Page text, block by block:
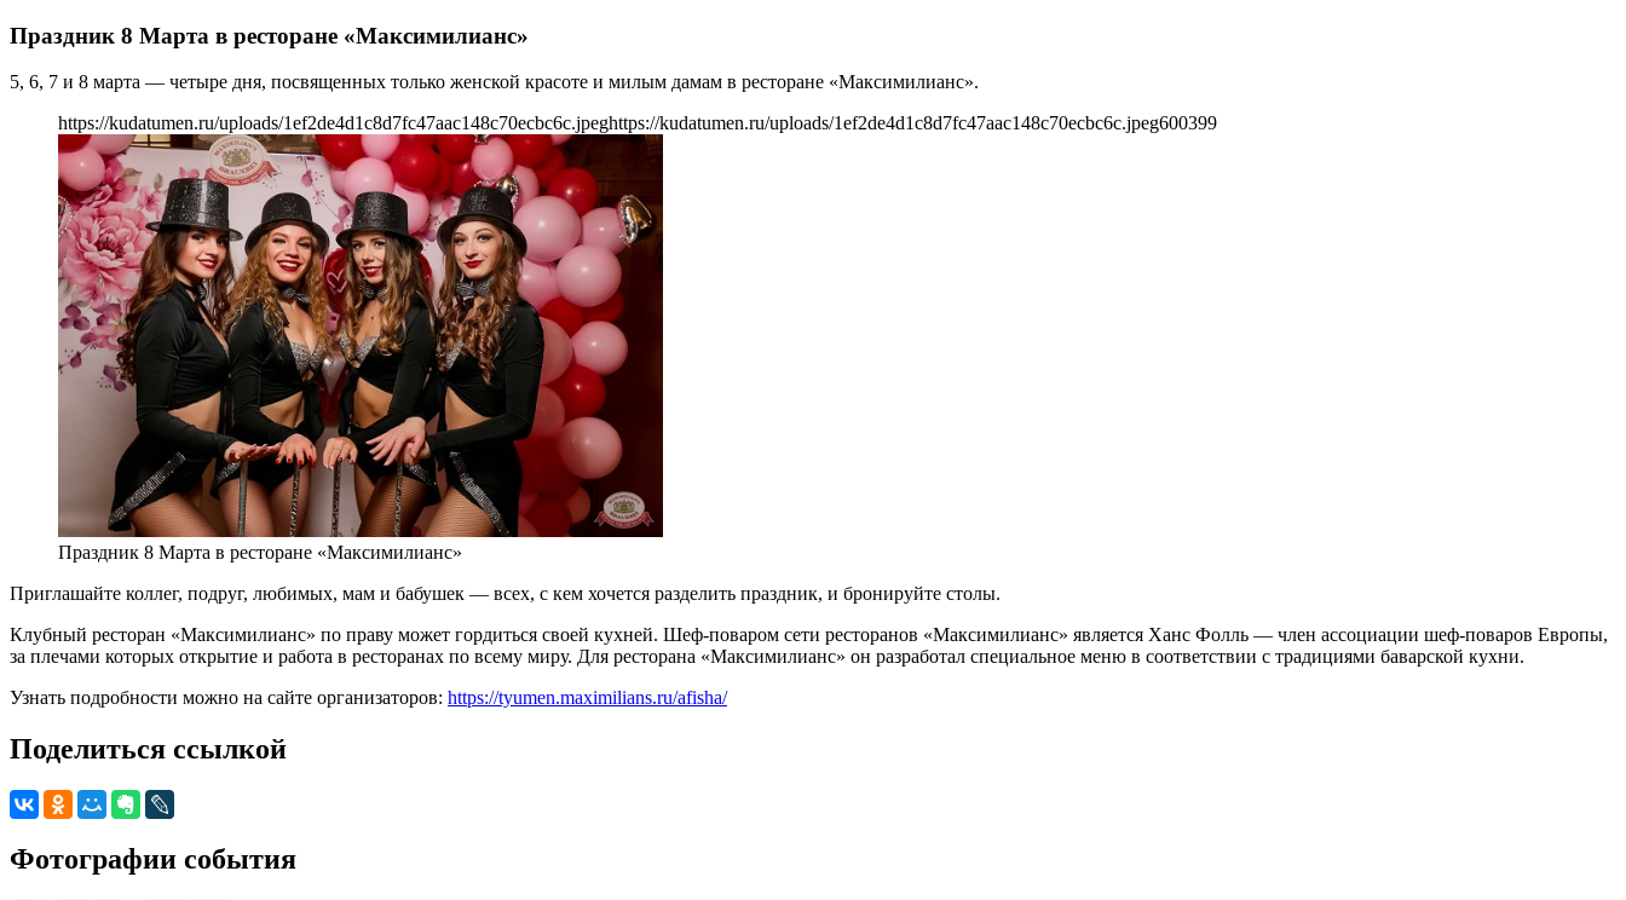
Праздник 8 Марта в ресторане «Максимилианс»
5, 6, 7 и 8 марта — четыре дня, посвященных только женской красоте и милым дамам в ресторане «Максимилианс».
https://kudatumen.ru/uploads/1ef2de4d1c8d7fc47aac148c70ecbc6c.jpeghttps://kudatumen.ru/uploads/1ef2de4d1c8d7fc47aac148c70ecbc6c.jpeg600399
Праздник 8 Марта в ресторане «Максимилианс»
Приглашайте коллег, подруг, любимых, мам и бабушек — всех, с кем хочется разделить праздник, и бронируйте столы.
Клубный ресторан «Максимилианс» по праву может гордиться своей кухней. Шеф-поваром сети ресторанов «Максимилианс» является Ханс Фолль — член ассоциации шеф-поваров Европы,
за плечами которых открытие и работа в ресторанах по всему миру. Для ресторана «Максимилианс» он разработал специальное меню в соответствии с традициями баварской кухни.
Узнать подробности можно на сайте организаторов: https://tyumen.maximilians.ru/afisha/
Поделиться ссылкой
Фотографии события